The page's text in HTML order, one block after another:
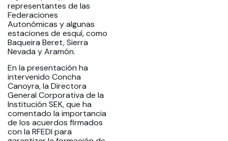
representantes de las
Federaciones
Autonómicas y algunas
estaciones de esquí, como
Baqueira Beret, Sierra
Nevada y Aramón.
En la presentación ha
intervenido Concha
Canoyra, la Directora
General Corporativa de la
Institución SEK, que ha
comentado la importancia
de los acuerdos firmados
con la RFEDI para